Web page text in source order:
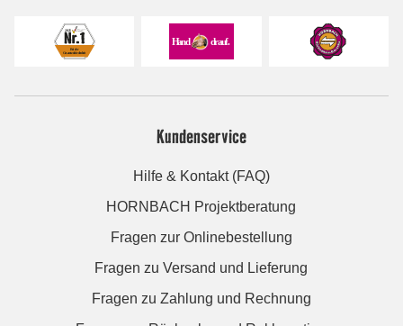
Kundenservice
Hilfe & Kontakt (FAQ)
HORNBACH Projektberatung
Fragen zur Onlinebestellung
Fragen zu Versand und Lieferung
Fragen zu Zahlung und Rechnung